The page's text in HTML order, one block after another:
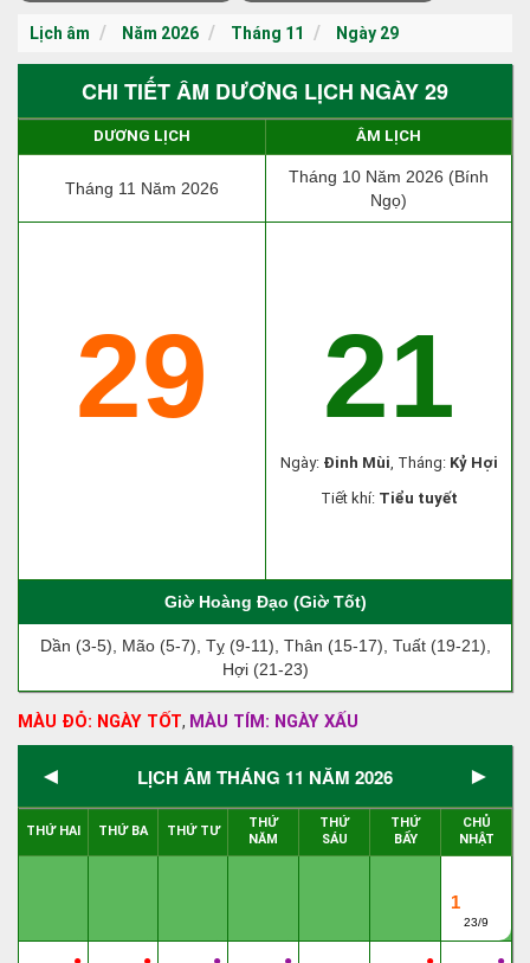
Lịch âm Năm 2026 Tháng 11 Ngày 29
CHI TIẾT ÂM DƯƠNG LỊCH NGÀY 29
DƯƠNG LỊCH ÂM LỊCH
Tháng 11 Năm 2026
Tháng 10 Năm 2026 (Bính
Ngọ)
29 21
Ngày: Đinh Mùi, Tháng: Kỷ Hợi
Tiết khí: Tiểu tuyết
Giờ Hoàng Đạo (Giờ Tốt)
Dần (3-5), Mão (5-7), Tỵ (9-11), Thân (15-17), Tuất (19-21),
Hợi (21-23)
MÀU ĐỎ: NGÀY TỐT, MÀU TÍM: NGÀY XẤU
◄ LỊCH ÂM THÁNG 11 NĂM 2026 ►
THỨ HAI THỨ BA THỨ TƯ
THỨ
NĂM
THỨ
SÁU
THỨ
BẨY
CHỦ
NHẬT
1
23/9